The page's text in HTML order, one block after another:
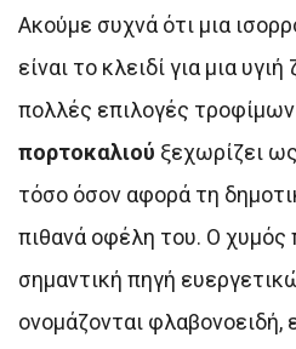
Ακούμε συχνά ότι μια
είναι το κλειδί για μια
πολλές επιλογές
πορτοκαλιού ξεχωρίζει
τόσο όσον αφορά τη
πιθανά οφέλη του. Ο χυμός
σημαντική πηγή
ονομάζονται φλαβονοειδή,